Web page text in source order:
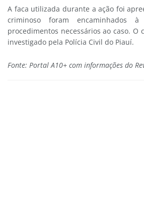
A faca utilizada durante a ação foi
criminoso foram encaminhados
procedimentos necessários ao caso. O
investigado pela Polícia Civil do Piauí.
Fonte: Portal A10+ com informações do